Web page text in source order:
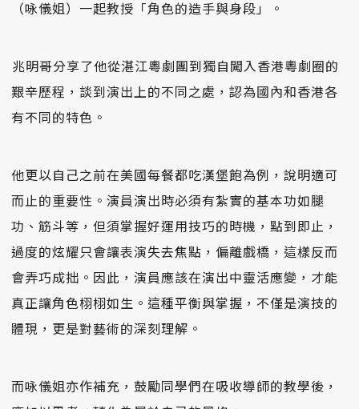
（咏儀姐）一起教授「角色的造手與身段」。
󠀠兆明哥分享了他從湛江粵劇團到獨自闖入香港粵劇圈的
艱辛歷程，談到演出上的不同之處，認為國內和香港各
有不同的特色。
他更以自己之前在美國每餐都吃漢堡飽為例，說明適可
而止的重要性。演員演出時必須有紮實的基本功如腿
功、筋斗等，但須掌握好運用技巧的時機，點到即止，
過度的炫耀只會讓表演失去焦點，偏離戲橋，這樣反而
會弄巧成拙。因此，演員應該在演出中靈活應變，才能
真正讓角色栩栩如生。這種平衡與掌握，不僅是演技的
體現，更是對藝術的深刻理解。
而咏儀姐亦作補充，鼓勵同學們在吸收導師的教學後，